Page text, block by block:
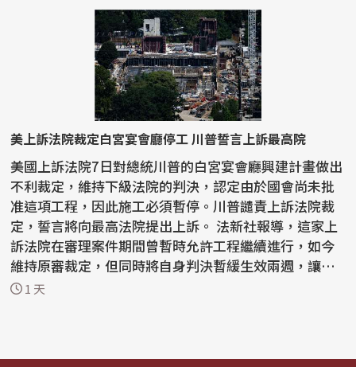
美上訴法院裁定白宮宴會廳停工 川普誓言上訴最高院
美國上訴法院7日對總統川普的白宮宴會廳興建計畫做出
不利裁定，維持下級法院的判決，認定由於國會尚未批
准這項工程，因此施工必須暫停。川普譴責上訴法院裁
定，誓言將向最高法院提出上訴。 法新社報導，這家上
訴法院在審理案件期間曾暫時允許工程繼續進行，如今
維持原審裁定，但同時將自身判決暫緩生效兩週，讓川
普有...
1 天